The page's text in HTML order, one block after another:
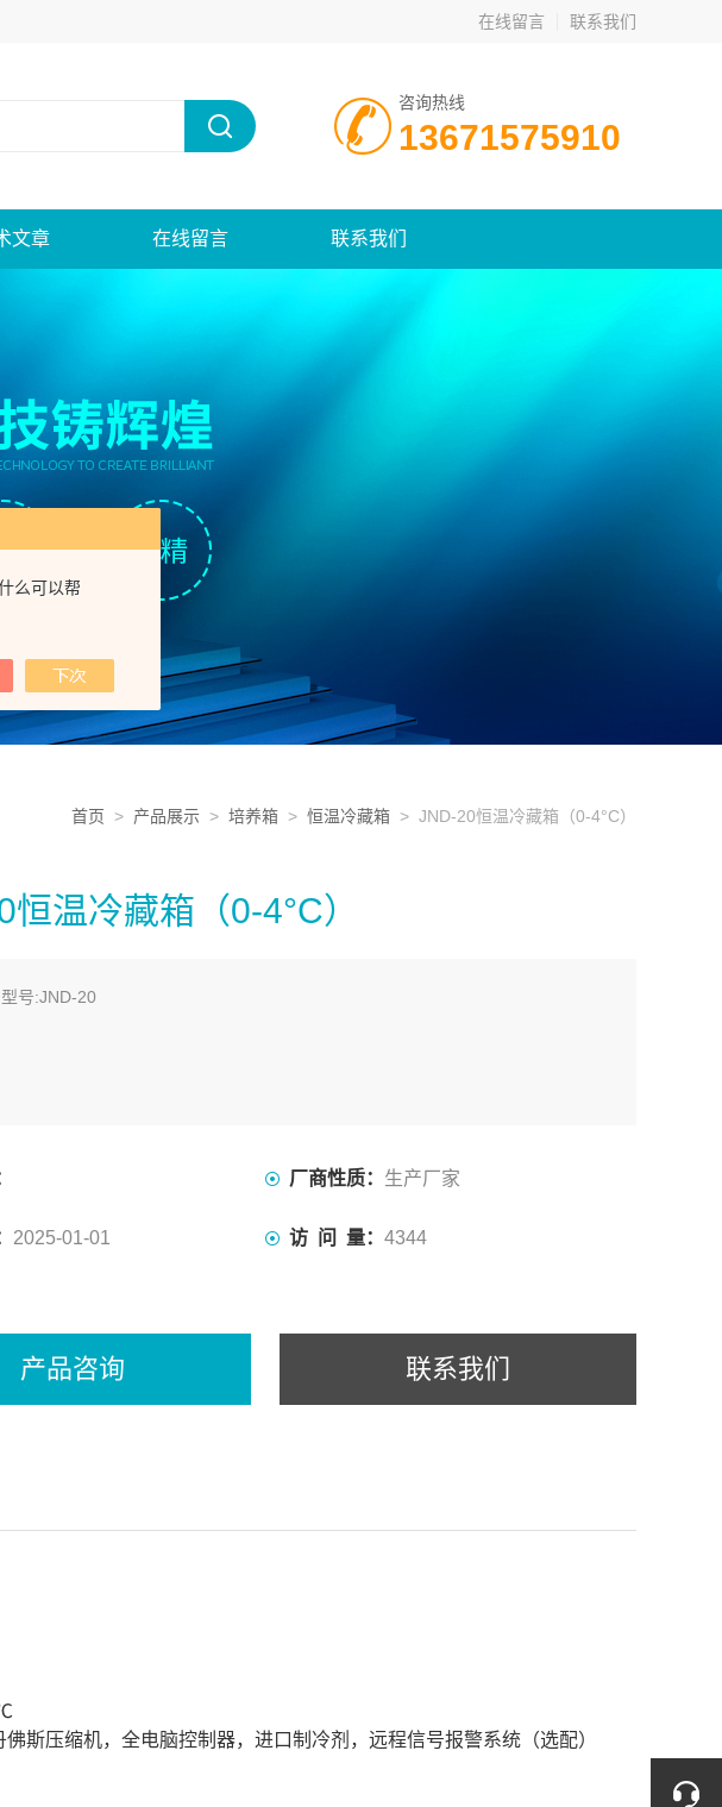
么可以帮
在线留言 联系我们
咨询热线
13671575910
文章 在线留言 联系我们
首页 > 产品展示 > 培养箱 > 恒温冷藏箱 > JND-20恒温冷藏箱（0-4°C）
温冷藏箱（0-4°C）
型号:JND-20
精度:零下10℃~0℃,0℃~4℃,0℃~17℃ 厂商性质： 生产厂家
2025-01-01 访 问 量： 4344
产品咨询 联系我们
斯压缩机，全电脑控制器，进口制冷剂，远程信号报警系统（选配）